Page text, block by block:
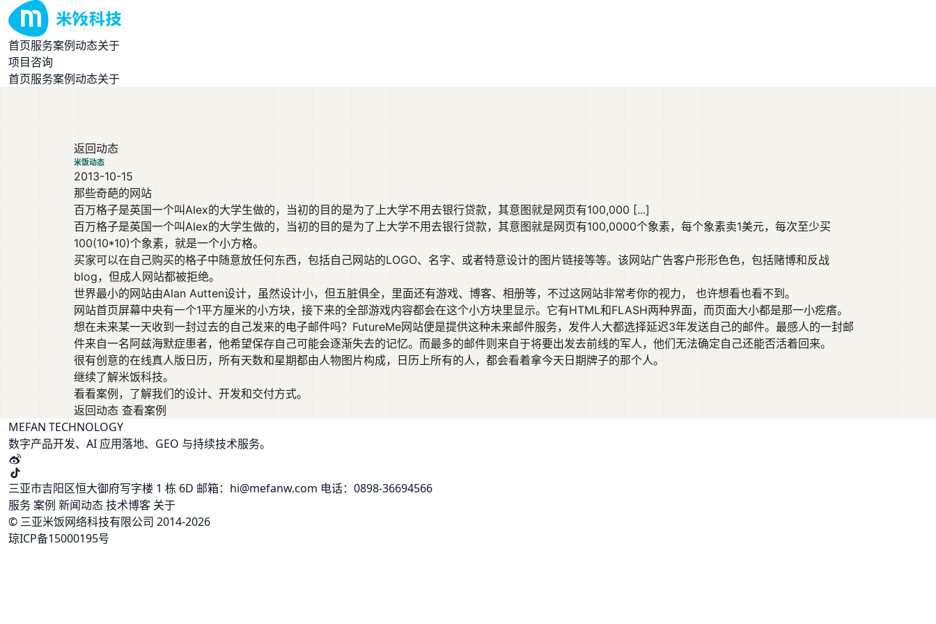
首页服务案例动态关于
项目咨询
首页服务案例动态关于
返回动态
米饭动态
2013-10-15
那些奇葩的网站
百万格子是英国一个叫Alex的大学生做的，当初的目的是为了上大学不用去银行贷款，其意图就是网页有100,000 [...]
百万格子是英国一个叫Alex的大学生做的，当初的目的是为了上大学不用去银行贷款，其意图就是网页有100,0000个象素，每个象素卖1美元，每次至少买
100(10*10)个象素，就是一个小方格。
买家可以在自己购买的格子中随意放任何东西，包括自己网站的LOGO、名字、或者特意设计的图片链接等等。该网站广告客户形形色色，包括赌博和反战
blog，但成人网站都被拒绝。
世界最小的网站由Alan Autten设计，虽然设计小，但五脏俱全，里面还有游戏、博客、相册等，不过这网站非常考你的视力， 也许想看也看不到。
网站首页屏幕中央有一个1平方厘米的小方块，接下来的全部游戏内容都会在这个小方块里显示。它有HTML和FLASH两种界面，而页面大小都是那一小疙瘩。
想在未来某一天收到一封过去的自己发来的电子邮件吗？FutureMe网站便是提供这种未来邮件服务，发件人大都选择延迟3年发送自己的邮件。最感人的一封邮
件来自一名阿兹海默症患者，他希望保存自己可能会逐渐失去的记忆。而最多的邮件则来自于将要出发去前线的军人，他们无法确定自己还能否活着回来。
很有创意的在线真人版日历，所有天数和星期都由人物图片构成，日历上所有的人，都会看着拿今天日期牌子的那个人。
继续了解米饭科技。
看看案例，了解我们的设计、开发和交付方式。
返回动态 查看案例
MEFAN TECHNOLOGY
数字产品开发、AI 应用落地、GEO 与持续技术服务。
三亚市吉阳区恒大御府写字楼 1 栋 6D 邮箱：hi@mefanw.com 电话：0898-36694566
服务案例 新闻动态技术博客 关于
© 三亚米饭网络科技有限公司 2014-2026
琼ICP备15000195号